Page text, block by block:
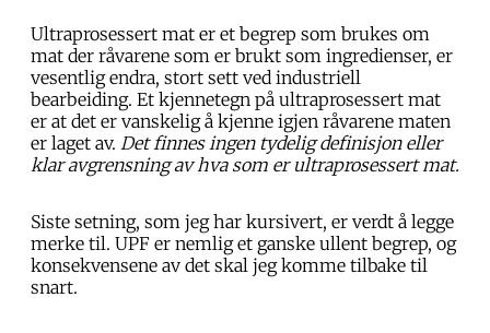
Ultraprosessert mat er et begrep som brukes om
mat der råvarene som er brukt som ingredienser, er
vesentlig endra, stort sett ved industriell
bearbeiding. Et kjennetegn på ultraprosessert mat
er at det er vanskelig å kjenne igjen råvarene maten
er laget av. Det finnes ingen tydelig definisjon eller
klar avgrensning av hva som er ultraprosessert mat.
Siste setning, som jeg har kursivert, er verdt å legge
merke til. UPF er nemlig et ganske ullent begrep, og
konsekvensene av det skal jeg komme tilbake til
snart.